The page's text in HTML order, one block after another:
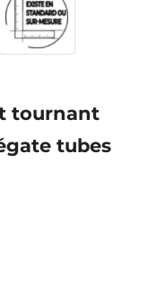
tournant
tubes